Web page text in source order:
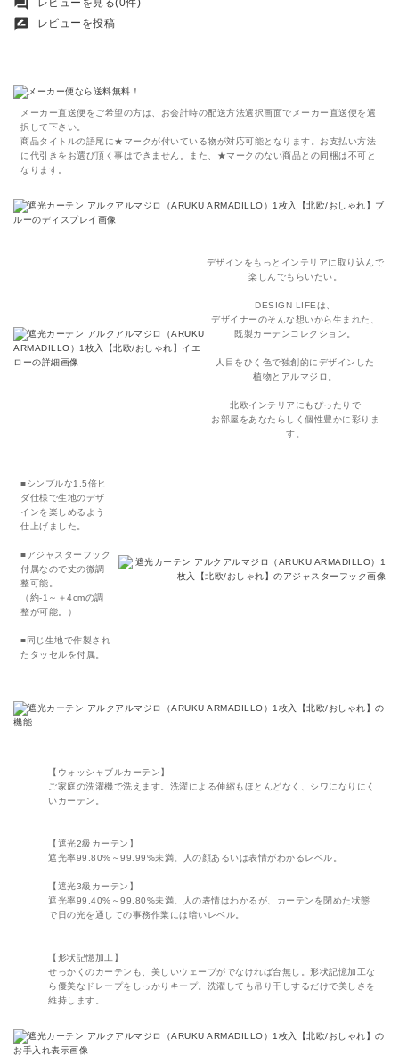
forum レビューを見る(0件)
rate_review レビューを投稿
メーカー直送便をご希望の方は、お会計時の配送方法選択画面でメーカー直送便を選
択して下さい。
商品タイトルの語尾に★マークが付いている物が対応可能となります。お支払い方法
に代引きをお選び頂く事はできません。また、★マークのない商品との同梱は不可と
なります。
デザインをもっとインテリアに取り込んで
楽しんでもらいたい。
DESIGN LIFEは、
デザイナーのそんな想いから生まれた、
既製カーテンコレクション。
人目をひく色で独創的にデザインした
植物とアルマジロ。
北欧インテリアにもぴったりで
お部屋をあなたらしく個性豊かに彩りま
す。
■シンプルな1.5倍ヒ
ダ仕様で生地のデザ
インを楽しめるよう
仕上げました。
■アジャスターフック
付属なので丈の微調
整可能。
（約-1～＋4cmの調
整が可能。）
■同じ生地で作製され
たタッセルを付属。
【ウォッシャブルカーテン】
ご家庭の洗濯機で洗えます。洗濯による伸縮もほとんどなく、シワになりにく
いカーテン。
【遮光2級カーテン】
遮光率99.80%～99.99%未満。人の顔あるいは表情がわかるレベル。
【遮光3級カーテン】
遮光率99.40%～99.80%未満。人の表情はわかるが、カーテンを閉めた状態
で日の光を通しての事務作業には暗いレベル。
【形状記憶加工】
せっかくのカーテンも、美しいウェーブがでなければ台無し。形状記憶加工な
ら優美なドレープをしっかりキープ。洗濯しても吊り干しするだけで美しさを
維持します。